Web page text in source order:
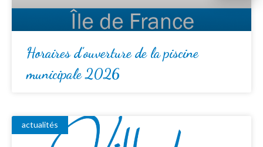
Horaires d’ouverture de la piscine
municipale 2026
actualités